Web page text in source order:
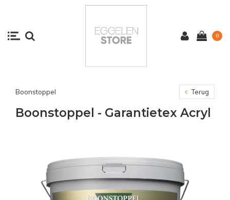
0
Boonstoppel Terug
Boonstoppel - Garantietex Acryl